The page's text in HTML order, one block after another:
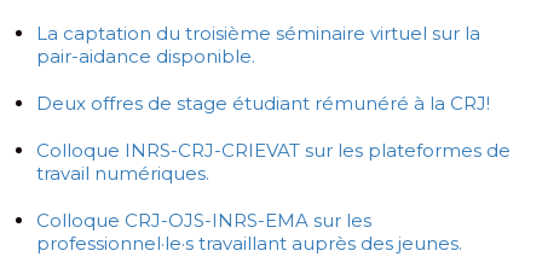
La captation du troisième séminaire virtuel sur la
pair-aidance disponible.
Deux offres de stage étudiant rémunéré à la CRJ!
Colloque INRS-CRJ-CRIEVAT sur les plateformes de
travail numériques.
Colloque CRJ-OJS-INRS-EMA sur les
professionnel·le·s travaillant auprès des jeunes.